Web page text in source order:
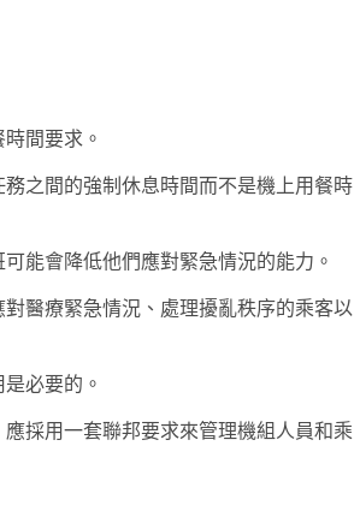
間要求。
之間的強制休息時間而不是機上用餐時
能會降低他們應對緊急情況的能力。
醫療緊急情況、處理擾亂秩序的乘客以
必要的。
採用一套聯邦要求來管理機組人員和乘